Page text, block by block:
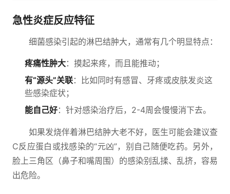
急性炎症反应特征
细菌感染引起的淋巴结肿大，通常有几个明显特点：
疼痛性肿大：摸起来疼，而且能推动；
有“源头”关联：比如同时有感冒、牙疼或皮肤发炎这
些感染症状；
能自己好：针对感染治疗后，2-4周会慢慢消下去。
如果发烧伴着淋巴结肿大老不好，医生可能会建议查
C反应蛋白或找感染的“元凶”，别自己随便吃药。另外，
脸上三角区（鼻子和嘴周围）的感染别乱揉、乱挤，容易
出危险。